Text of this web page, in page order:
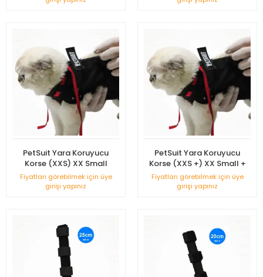
PetSuit Yara Koruyucu
Korse (XXS) XX Small
Fiyatları görebilmek için üye
girişi yapınız
PetSuit Yara Koruyucu
Korse (XXS +) XX Small +
Fiyatları görebilmek için üye
girişi yapınız